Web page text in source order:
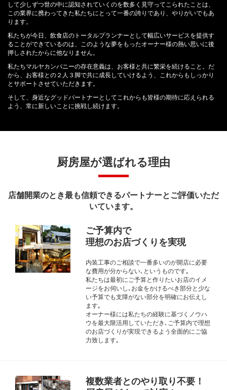
して少しずつ世の中に認知されていくのを数多く見守ってこられたことは、
この業界に携わってきた私たちにとって一番の誇りであり、やりがいでもあ
ります。
私たちが今日、飲食店のトータルプランナーとして幅広いサービスを提供す
ることができているのは、このような夢をもったオーナー様の熱い思いに後
押しされたからに他なりません。
私たちマルヤカンパニーの存在意義は、お客様と共に繁栄を続けること。だ
から、お客様との２人３脚で共に成長していけるよう、これからもしっかり
とサポートさせていただきます。
そして、身近なグッドパートナーとしてこれからも皆様の期待に応えられる
よう、常に新しいことに挑戦し続けます。
厨房屋が選ばれる理由
店舗開業のとき最も信頼できるパートナーとご評価いただ
いています。
ご予算内で
理想のお店づくりを実現
内装工事のご相談で一番多いのが開店に必要
な費用が分からない､というものです｡
私たちは最初にご予算と作りたいお店のイメ
ージをお伺いし､お金をかけるべき部分と少な
い予算でも支障がない部分を明確にお伝えし
ます｡
オーナー様には私たちの経験に基づくノウハ
ウを最大限活用していただき､ご予算内で理想
のお店づくりが実現できるよう全面的にご協
力致します｡
複数業者とのやり取り不要！